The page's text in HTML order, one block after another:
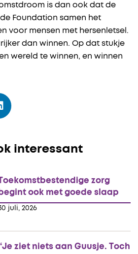
is dan ook dat de
Foundation samen het
voor mensen met hersenletsel.
dan winnen. Op dat stukje
wereld te winnen, en winnen
interessant
juli, 2026
zorg
begint ook met goede slaap
ziet niets aan Guusje. Toch